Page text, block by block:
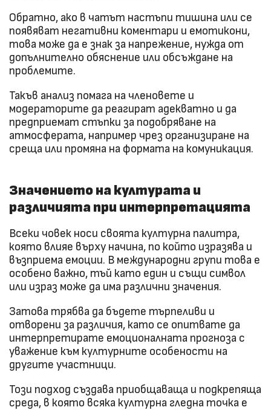
Обратно, ако в чатът настъпи тишина или се
появяват негативни коментари и емотикони,
това може да е знак за напрежение, нужда от
допълнително обяснение или обсъждане на
проблемите.
Такъв анализ помага на членовете и
модераторите да реагират адекватно и да
предприемат стъпки за подобряване на
атмосферата, например чрез организиране на
среща или промяна на формата на комуникация.
Значението на културата и
различията при интерпретацията
Всеки човек носи своята културна палитра,
която влияе върху начина, по който изразява и
възприема емоции. В международни групи това е
особено важно, тъй като един и същи символ
или израз може да има различни значения.
Затова трябва да бъдете търпеливи и
отворени за различия, като се опитвате да
интерпретирате емоционалната прогноза с
уважение към културните особености на
другите участници.
Този подход създава приобщаваща и подкрепяща
среда, в която всяка културна гледна точка е